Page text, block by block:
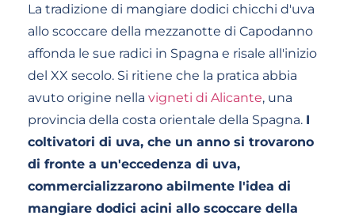
La tradizione di mangiare dodici chicchi d'uva
allo scoccare della mezzanotte di Capodanno
affonda le sue radici in Spagna e risale all'inizio
del XX secolo. Si ritiene che la pratica abbia
avuto origine nella vigneti di Alicante, una
provincia della costa orientale della Spagna. I
coltivatori di uva, che un anno si trovarono
di fronte a un'eccedenza di uva,
commercializzarono abilmente l'idea di
mangiare dodici acini allo scoccare della